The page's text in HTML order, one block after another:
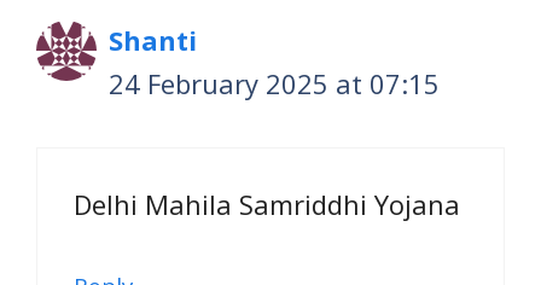
Shanti
24 February 2025 at 07:15
Delhi Mahila Samriddhi Yojana